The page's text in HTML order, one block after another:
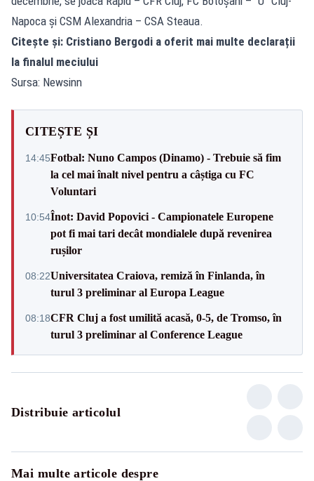
Napoca și CSM Alexandria – CSA Steaua.
Citește și: Cristiano Bergodi a oferit mai multe declarații
la finalul meciului
Sursa: Newsinn
CITEȘTE ȘI
14:45Fotbal: Nuno Campos (Dinamo) - Trebuie să fim
la cel mai înalt nivel pentru a câștiga cu FC
Voluntari
10:54Înot: David Popovici - Campionatele Europene
pot fi mai tari decât mondialele după revenirea
rușilor
08:22Universitatea Craiova, remiză în Finlanda, în
turul 3 preliminar al Europa League
08:18CFR Cluj a fost umilită acasă, 0-5, de Tromso, în
turul 3 preliminar al Conference League
Distribuie articolul
Mai multe articole despre